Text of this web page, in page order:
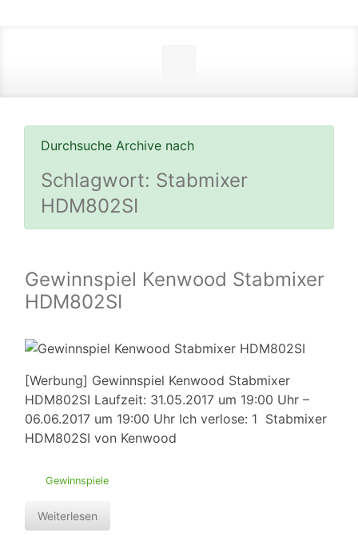
Durchsuche Archive nach
Schlagwort: Stabmixer
HDM802SI
Gewinnspiel Kenwood Stabmixer
HDM802SI
[Werbung] Gewinnspiel Kenwood Stabmixer
HDM802SI Laufzeit: 31.05.2017 um 19:00 Uhr –
06.06.2017 um 19:00 Uhr Ich verlose: 1 Stabmixer
HDM802SI von Kenwood
Gewinnspiele
Weiterlesen